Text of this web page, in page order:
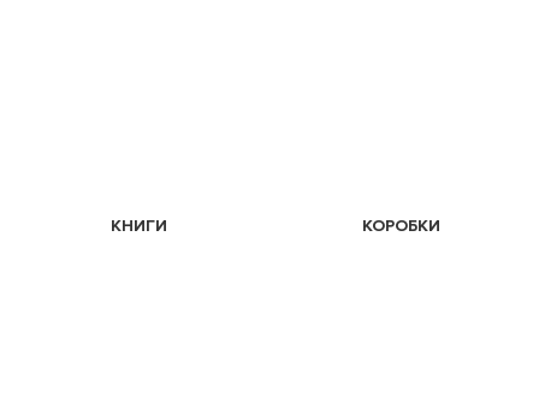
КНИГИ КОРОБКИ